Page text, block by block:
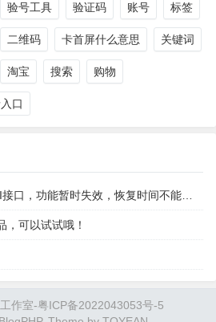
验号工具 验证码 账号 标签
二维码 卡首屏什么意思 关键词
淘宝 搜索 购物
口
，功能暂时失效，恢复时间不能确定。
，可以试试哦！
作室-粤ICP备2022043053号-5